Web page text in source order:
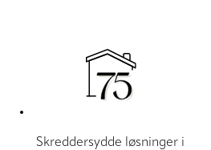
Skreddersydde løsninger i